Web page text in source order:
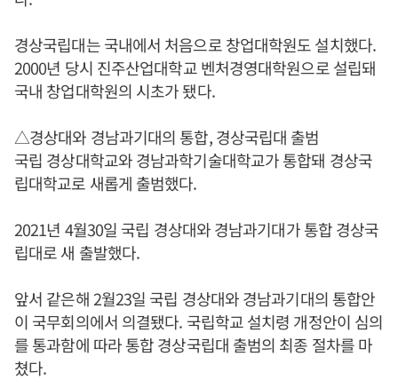
경상국립대는 국내에서 처음으로 창업대학원도 설치했다.
2000년 당시 진주산업대학교 벤처경영대학원으로 설립돼
국내 창업대학원의 시초가 됐다.
△경상대와 경남과기대의 통합, 경상국립대 출범
국립 경상대학교와 경남과학기술대학교가 통합돼 경상국
립대학교로 새롭게 출범했다.
2021년 4월30일 국립 경상대와 경남과기대가 통합 경상국
립대로 새 출발했다.
앞서 같은해 2월23일 국립 경상대와 경남과기대의 통합안
이 국무회의에서 의결됐다. 국립학교 설치령 개정안이 심의
를 통과함에 따라 통합 경상국립대 출범의 최종 절차를 마
쳤다.